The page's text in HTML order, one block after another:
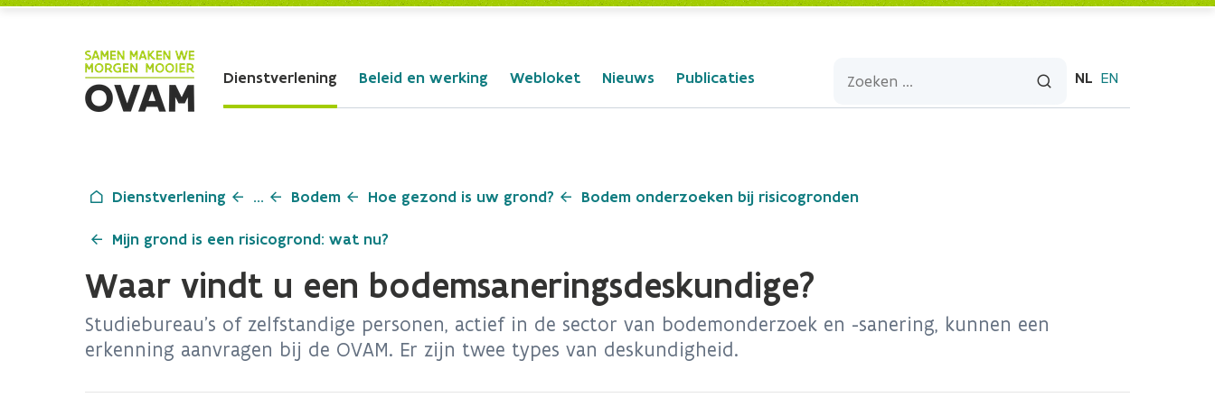
Dienstverlening Beleid en werking Webloket Nieuws Publicaties NL EN
Dienstverlening ... Bodem Hoe gezond is uw grond? Bodem onderzoeken bij risicogronden
Mijn grond is een risicogrond: wat nu?
Waar vindt u een bodemsaneringsdeskundige?
Studiebureau's of zelfstandige personen, actief in de sector van bodemonderzoek en -sanering, kunnen een
erkenning aanvragen bij de OVAM. Er zijn twee types van deskundigheid.